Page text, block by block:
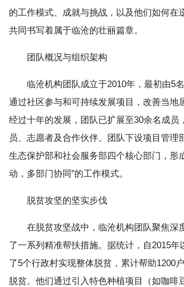
的工作模式、成就与挑战，以及他们如何在
共同书写着属于临沧的壮丽篇章。
团队概况与组织架构
临沧机构团队成立于2010年，最初由5
通过社区参与和可持续发展项目，改善当地
经过十年的发展，团队已扩展至30余名成员
员、志愿者及合作伙伴。团队下设项目管理
生态保护部和社会服务部四个核心部门，形
动，多部门协同”的工作模式。
脱贫攻坚的坚实步伐
在脱贫攻坚战中，临沧机构团队聚焦深
了一系列精准帮扶措施。据统计，自2015年
了5个行政村实现整体脱贫，累计帮助1200
脱贫。他们通过引入特色种植项目（如咖啡